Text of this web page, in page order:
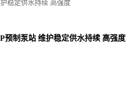
稳定供水持续 高强度
预制泵站 维护稳定供水持续 高强度